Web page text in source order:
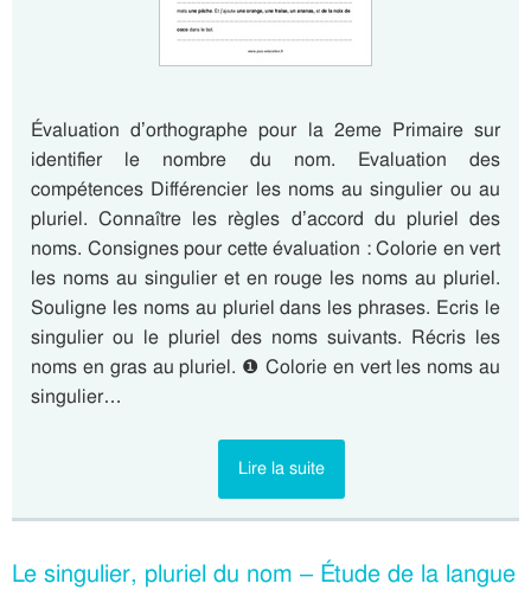
Évaluation d’orthographe pour la 2eme Primaire sur
identifier le nombre du nom. Evaluation des
compétences Différencier les noms au singulier ou au
pluriel. Connaître les règles d’accord du pluriel des
noms. Consignes pour cette évaluation : Colorie en vert
les noms au singulier et en rouge les noms au pluriel.
Souligne les noms au pluriel dans les phrases. Ecris le
singulier ou le pluriel des noms suivants. Récris les
noms en gras au pluriel. ❶ Colorie en vert les noms au
singulier…
Lire la suite
Le singulier, pluriel du nom – Étude de la langue